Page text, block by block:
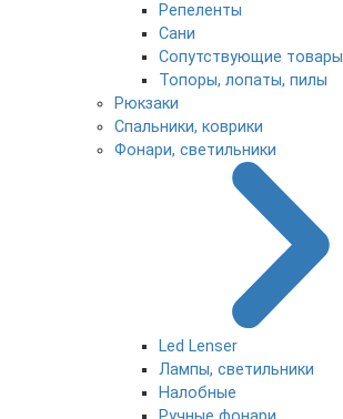
Репеленты
Сани
Сопутствующие товары
Топоры, лопаты, пилы
Рюкзаки
Спальники, коврики
Фонари, светильники
Led Lenser
Лампы, светильники
Налобные